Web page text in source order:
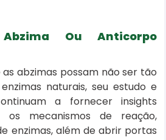
Ou Anticorpo
abzimas possam não ser tão
naturais, seu estudo e
a fornecer insights
os mecanismos de reação,
enzimas, além de abrir portas